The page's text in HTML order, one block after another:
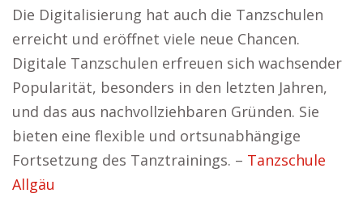
Die Digitalisierung hat auch die Tanzschulen
erreicht und eröffnet viele neue Chancen.
Digitale Tanzschulen erfreuen sich wachsender
Popularität, besonders in den letzten Jahren,
und das aus nachvollziehbaren Gründen. Sie
bieten eine flexible und ortsunabhängige
Fortsetzung des Tanztrainings. – Tanzschule
Allgäu